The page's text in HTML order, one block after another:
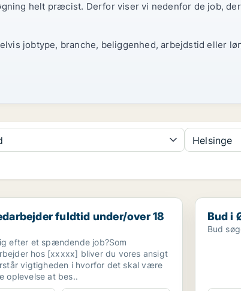
helt præcist. Derfor viser vi nedenfor de job,
jobtype, branche, beliggenhed, arbejdstid eller
Helsinge
fuldtid under/over 18 år
fuldtid under/over 18
efter et spændende job?Som
hos [xxxxx] bliver du vores ansigt
vigtigheden i hvorfor det skal være
oplevelse at bes..
Bud i
Bud i
Bud